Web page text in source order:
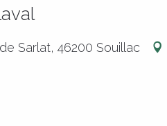
Sarlat, 46200 Souillac